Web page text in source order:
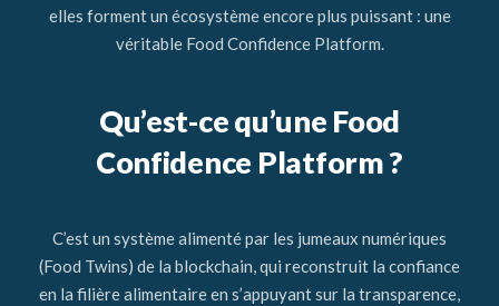
elles forment un écosystème encore plus puissant : une
véritable Food Confidence Platform.
Qu’est-ce qu’une Food
Confidence Platform ?
C’est un système alimenté par les jumeaux numériques
(Food Twins) de la blockchain, qui reconstruit la confiance
en la filière alimentaire en s’appuyant sur la transparence,